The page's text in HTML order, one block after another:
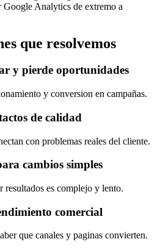
Google Analytics de extremo a
que resolvemos
y pierde oportunidades
y conversion en campañas.
de calidad
con problemas reales del cliente.
cambios simples
es complejo y lento.
comercial
que canales y paginas convierten.